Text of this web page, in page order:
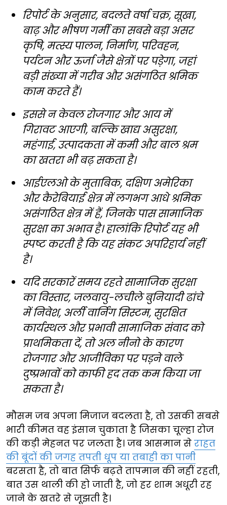
रिपोर्ट के अनुसार, बदलते वर्षा चक्र, सूखा,
बाढ़ और भीषण गर्मी का सबसे बड़ा असर
कृषि, मत्स्य पालन, निर्माण, परिवहन,
पर्यटन और ऊर्जा जैसे क्षेत्रों पर पड़ेगा, जहां
बड़ी संख्या में गरीब और असंगठित श्रमिक
काम करते हैं।
इससे न केवल रोजगार और आय में
गिरावट आएगी, बल्कि खाद्य असुरक्षा,
महंगाई, उत्पादकता में कमी और बाल श्रम
का खतरा भी बढ़ सकता है।
आईएलओ के मुताबिक, दक्षिण अमेरिका
और कैरेबियाई क्षेत्र में लगभग आधे श्रमिक
असंगठित क्षेत्र में हैं, जिनके पास सामाजिक
सुरक्षा का अभाव है। हालांकि रिपोर्ट यह भी
स्पष्ट करती है कि यह संकट अपरिहार्य नहीं
है।
यदि सरकारें समय रहते सामाजिक सुरक्षा
का विस्तार, जलवायु-लचीले बुनियादी ढांचे
में निवेश, अर्ली वार्निंग सिस्टम, सुरक्षित
कार्यस्थल और प्रभावी सामाजिक संवाद को
प्राथमिकता दें, तो अल नीनो के कारण
रोजगार और आजीविका पर पड़ने वाले
दुष्प्रभावों को काफी हद तक कम किया जा
सकता है।
मौसम जब अपना मिजाज बदलता है, तो उसकी सबसे
भारी कीमत वह इंसान चुकाता है जिसका चूल्हा रोज
की कड़ी मेहनत पर जलता है। जब आसमान से राहत
की बूंदों की जगह तपती धूप या तबाही का पानी
बरसता है, तो बात सिर्फ बढ़ते तापमान की नहीं रहती,
बात उस थाली की हो जाती है, जो हर शाम अधूरी रह
जाने के खतरे से जूझती है।